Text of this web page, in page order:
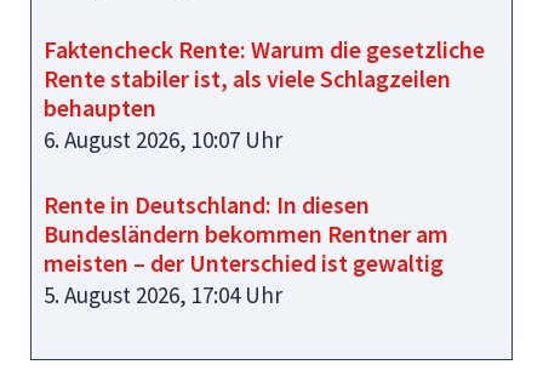
Faktencheck Rente: Warum die gesetzliche
Rente stabiler ist, als viele Schlagzeilen
behaupten
6. August 2026, 10:07 Uhr
Rente in Deutschland: In diesen
Bundesländern bekommen Rentner am
meisten – der Unterschied ist gewaltig
5. August 2026, 17:04 Uhr